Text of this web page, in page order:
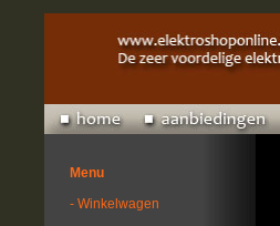
Menu
- Winkelwagen